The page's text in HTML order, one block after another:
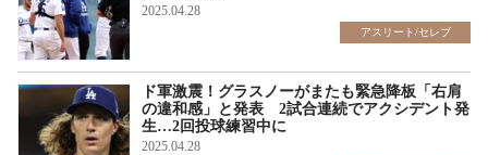
2025.04.28
アスリート/セレブ
ド軍激震！グラスノーがまたも緊急降板「右肩
の違和感」と発表 2試合連続でアクシデント発
生…2回投球練習中に
2025.04.28